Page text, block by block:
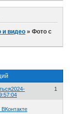
и видео »Фото с
1
2024-